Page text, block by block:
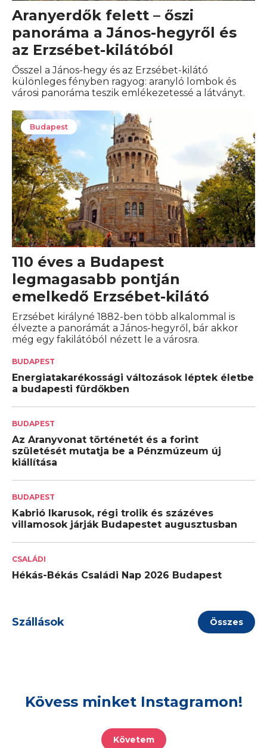
Aranyerdők felett – őszi
panoráma a János-hegyről és
az Erzsébet-kilátóból
Ősszel a János-hegy és az Erzsébet-kilátó
különleges fényben ragyog: aranyló lombok és
városi panoráma teszik emlékezetessé a látványt.
Budapest
110 éves a Budapest
legmagasabb pontján
emelkedő Erzsébet-kilátó
Erzsébet királyné 1882-ben több alkalommal is
élvezte a panorámát a János-hegyről, bár akkor
még egy fakilátóból nézett le a városra.
BUDAPEST
Energiatakarékossági változások léptek életbe
a budapesti fürdőkben
BUDAPEST
Az Aranyvonat történetét és a forint
születését mutatja be a Pénzmúzeum új
kiállítása
BUDAPEST
Kabrió Ikarusok, régi trolik és százéves
villamosok járják Budapestet augusztusban
CSALÁDI
Hékás-Békás Családi Nap 2026 Budapest
Szállások Összes
Kövess minket Instagramon!
Követem